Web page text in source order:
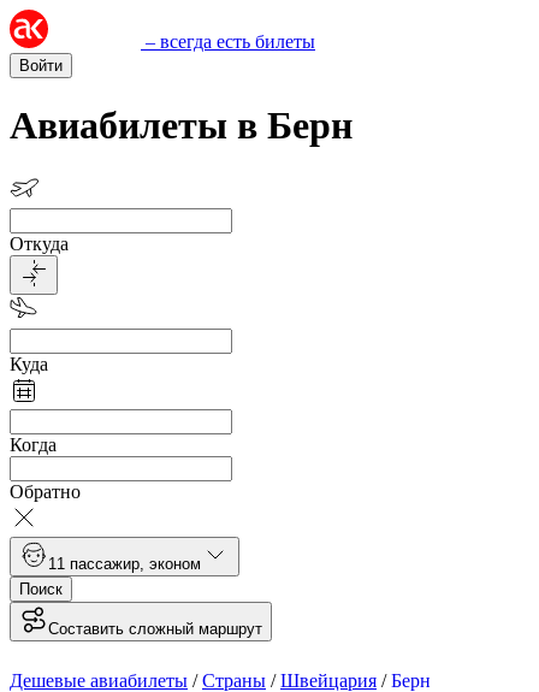
– всегда есть билеты
Войти
Авиабилеты в Берн
Откуда
Куда
Когда
Обратно
1 1 пассажир эконом
Поиск
Составить сложный маршрут
Дешевые авиабилеты /Страны /Швейцария /Берн